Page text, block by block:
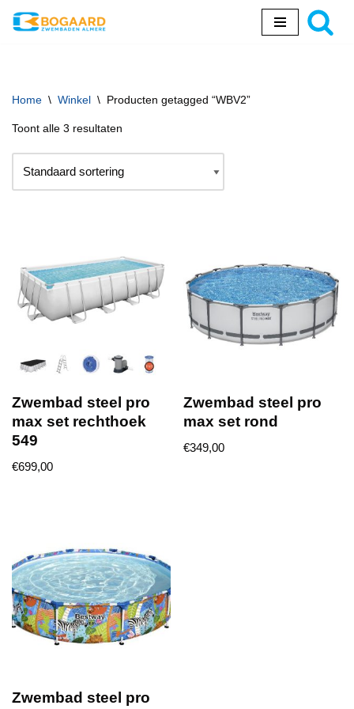
inhoud
Home \ Winkel \ Producten getagged “WBV2”
Toont alle 3 resultaten
Zwembad steel pro
max set rechthoek
549
€699,00
Zwembad steel pro
max set rond
€349,00
Zwembad steel pro